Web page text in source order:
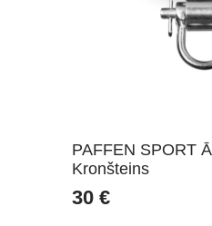
PAFFEN SPORT
Kronšteins
30€